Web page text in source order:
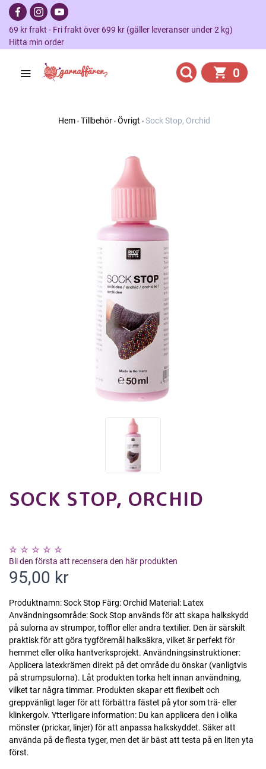
69 kr frakt - Fri frakt över 699 kr (gäller leveranser under 2 kg)
Hitta min order
0
Hem Tillbehör Övrigt Sock Stop, Orchid
SOCK STOP, ORCHID
Bli den första att recensera den här produkten
95,00 kr
Produktnamn: Sock Stop Färg: Orchid Material: Latex
Användningsområde: Sock Stop används för att skapa halkskydd
på sulorna av strumpor, tofflor eller andra textilier. Den är särskilt
praktisk för att göra tygföremål halksäkra, vilket är perfekt för
hemmet eller olika hantverksprojekt. Användningsinstruktioner:
Applicera latexkrämen direkt på det område du önskar (vanligtvis
på strumpsulorna). Låt produkten torka helt innan användning,
vilket tar några timmar. Produkten skapar ett flexibelt och
greppvänligt lager för att förbättra fästet på ytor som trä- eller
klinkergolv. Ytterligare information: Du kan applicera den i olika
mönster (prickar, linjer) för att anpassa halkskyddet. Säker att
använda på de flesta tyger, men det är bäst att testa på en liten yta
först.